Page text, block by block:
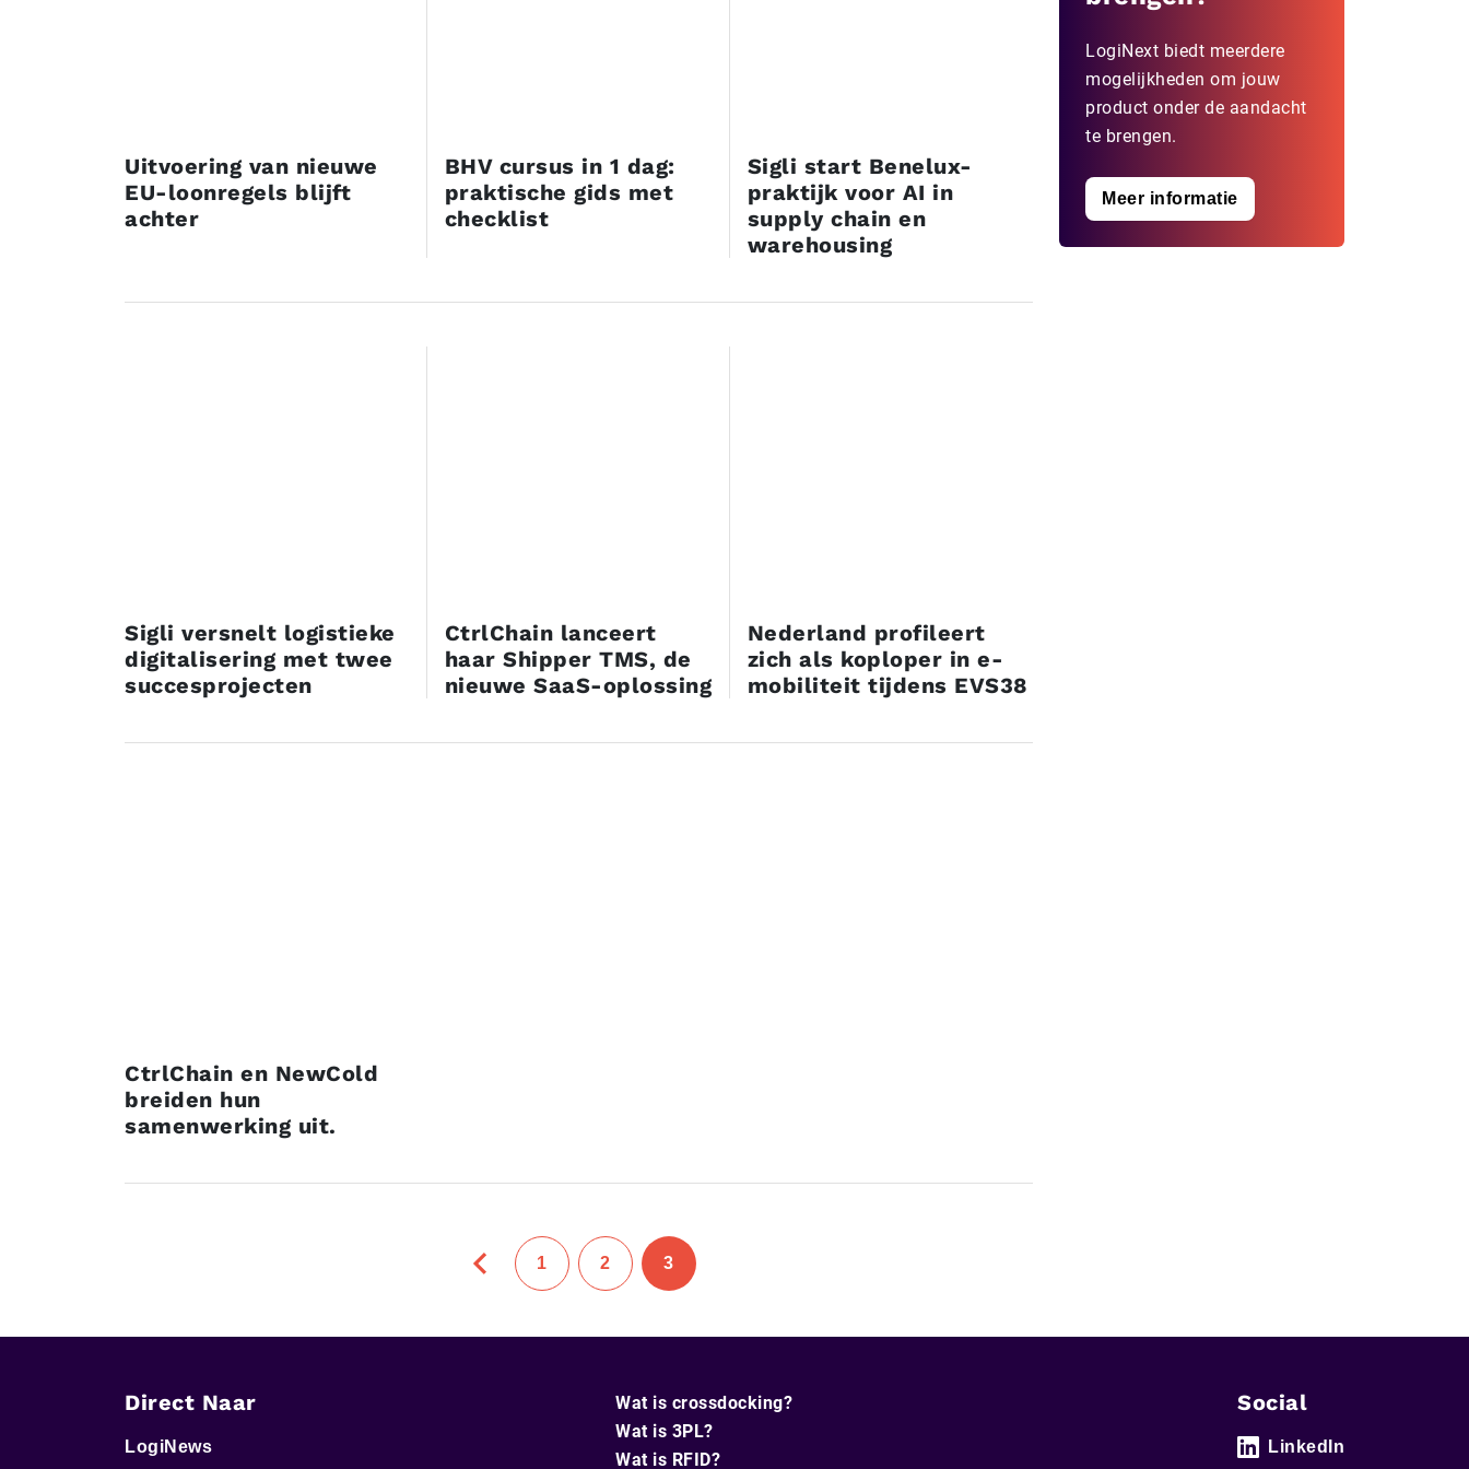
Uitvoering van nieuwe
EU-loonregels blijft
achter
BHV cursus in 1 dag:
praktische gids met
checklist
Sigli start Benelux-
praktijk voor AI in
supply chain en
warehousing
Sigli versnelt logistieke
digitalisering met twee
succesprojecten
CtrlChain lanceert
haar Shipper TMS, de
nieuwe SaaS-oplossing
Nederland profileert
zich als koploper in e-
mobiliteit tijdens EVS38
CtrlChain en NewCold
breiden hun
samenwerking uit.
1 2 3
LogiNext biedt meerdere
mogelijkheden om jouw
product onder de aandacht
te brengen.
Meer informatie
Direct Naar
LogiNews
Wat is crossdocking?
Wat is 3PL?
Wat is RFID?
Social
LinkedIn